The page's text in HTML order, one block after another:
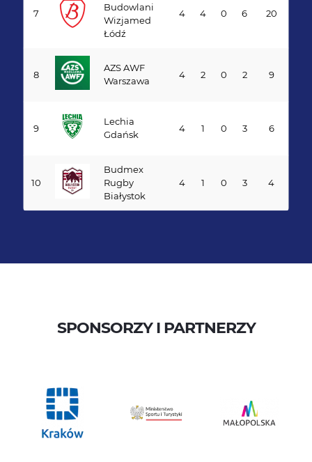
7
Budowlani
Wizjamed
Łódź
4 4 0 6 20
8
AZS AWF
Warszawa
4 2 0 2 9
9
Lechia
Gdańsk
4 1 0 3 6
10
Budmex
Rugby
Białystok
4 1 0 3 4
SPONSORZY I PARTNERZY